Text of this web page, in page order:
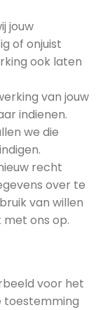
jouw
of onjuist
ook laten
van jouw
indienen.
we die
recht
over te
van willen
ons op.
voor het
toestemming